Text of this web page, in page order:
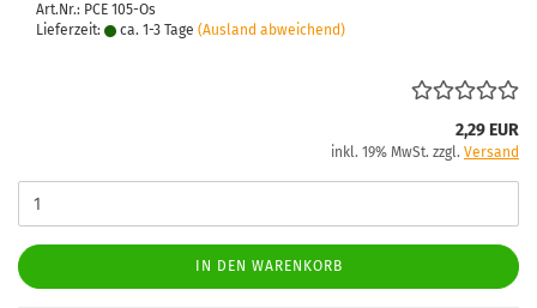
Art.Nr.: PCE 105-Os
Lieferzeit:
ca. 1-3 Tage (Ausland abweichend)
2,29 EUR
inkl. 19% MwSt. zzgl. Versand
IN DEN WARENKORB